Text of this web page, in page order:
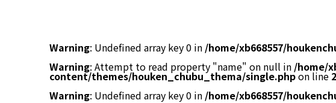
Warning: Undefined array key 0 in /home/xb668557/
Warning: Attempt to read property "name" on null in /home/
content/themes/houken_chubu_thema/single.phpon line
Warning: Undefined array key 0 in /home/xb668557/